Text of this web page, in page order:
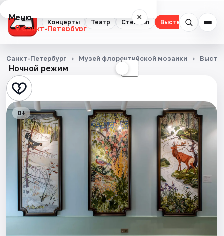
Концерты Театр Стендап Выставки
Меню ×
Санкт-Петербург
Концерты
Театр
Стендап
Выставки
Квесты
Экскурсии
Спорт
События
Ночной режим ☾
Санкт-Петербург Музей флорентийской мозаики
0+